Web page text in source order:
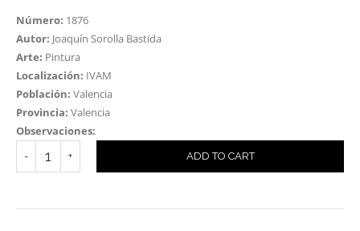
Número: 1876
Autor: Joaquín Sorolla Bastida
Arte: Pintura
Localización: IVAM
Población: Valencia
Provincia: Valencia
Observaciones:
ADD TO CART